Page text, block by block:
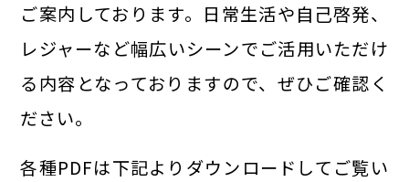
ご案内しております。日常生活や自己啓発、
レジャーなど幅広いシーンでご活用いただけ
る内容となっておりますので、ぜひご確認く
ださい。
各種PDFは下記よりダウンロードしてご覧い